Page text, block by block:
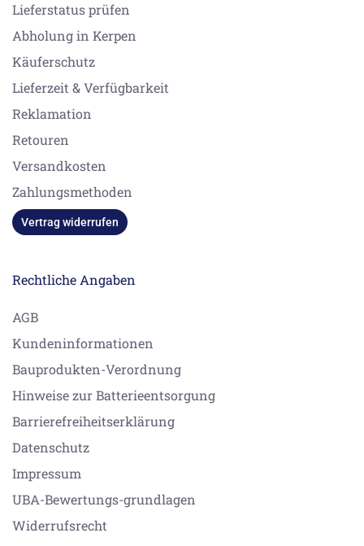
Lieferstatus prüfen
Abholung in Kerpen
Käuferschutz
Lieferzeit & Verfügbarkeit
Reklamation
Retouren
Versandkosten
Zahlungsmethoden
Vertrag widerrufen
Rechtliche Angaben
AGB
Kundeninformationen
Bauprodukten-Verordnung
Hinweise zur Batterieentsorgung
Barrierefreiheitserklärung
Datenschutz
Impressum
UBA-Bewertungs-grundlagen
Widerrufsrecht